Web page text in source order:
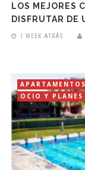
LOS MEJORES
DISFRUTAR DE
1 WEEK ATRÁS
OCIO Y PLANES